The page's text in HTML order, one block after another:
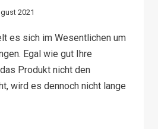
2021
es sich im Wesentlichen um
Egal wie gut Ihre
Produkt nicht den
wird es dennoch nicht lange